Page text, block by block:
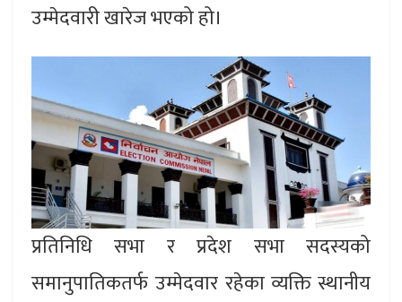
उम्मेदवारी खारेज भएको हो।
प्रतिनिधि सभा र प्रदेश सभा सदस्यको
समानुपातिकतर्फ उम्मेदवार रहेका व्यक्ति स्थानीय